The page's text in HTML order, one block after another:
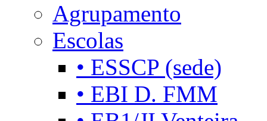
Agrupamento
Escolas
• ESSCP (sede)
• EBI D. FMM